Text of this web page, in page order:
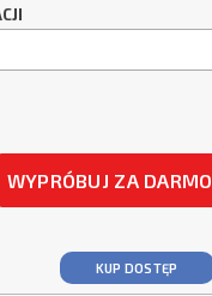
WYPRÓBUJ ZA DARMO
KUP DOSTĘP